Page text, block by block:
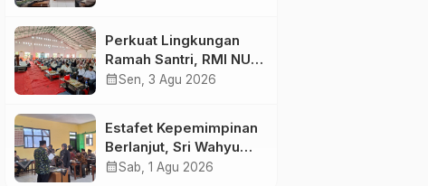
Kepemimpinan
Nahdliyah
Perkuat Lingkungan
Ramah Santri, RMI NU
Gelar ‘Sambang
calendar_monthSen, 3 Agu 2026
Estafet Kepemimpinan
Berlanjut, Sri Wahyu
Susilowati Resmi
calendar_monthSab, 1 Agu 2026